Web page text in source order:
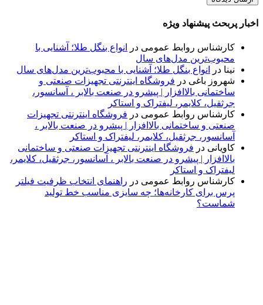
اخبار پربحث پیشنهاد ویژه
کارشناس روابط عمومی در
انواع بنگل طلا؛ آشنایی با
محبوب‌ترین مدل‌های سال
نینا در
انواع بنگل طلا؛ آشنایی با محبوب‌ترین مدل‌های سال
شهروز باغی در فروشگاه اینترنتی تجهیزات صنعتی و
ساختمانی بالاافزار | پیشرو در صنعت بالابر ، آسانسور،
جرثقیل، کلایمر، لیفتراک و استاکر
کارشناس روابط عمومی در فروشگاه اینترنتی تجهیزات
صنعتی و ساختمانی بالاافزار | پیشرو در صنعت بالابر ،
آسانسور، جرثقیل، کلایمر، لیفتراک و استاکر
کاویانی در فروشگاه اینترنتی تجهیزات صنعتی و ساختمانی
بالاافزار | پیشرو در صنعت بالابر ، آسانسور، جرثقیل، کلایمر،
لیفتراک و استاکر
کارشناس روابط عمومی در راهنمای انتخاب ظرفیت فیلتر
پرس برای کارخانه‌ها؛ چه سایزی مناسب خط تولید
شماست؟